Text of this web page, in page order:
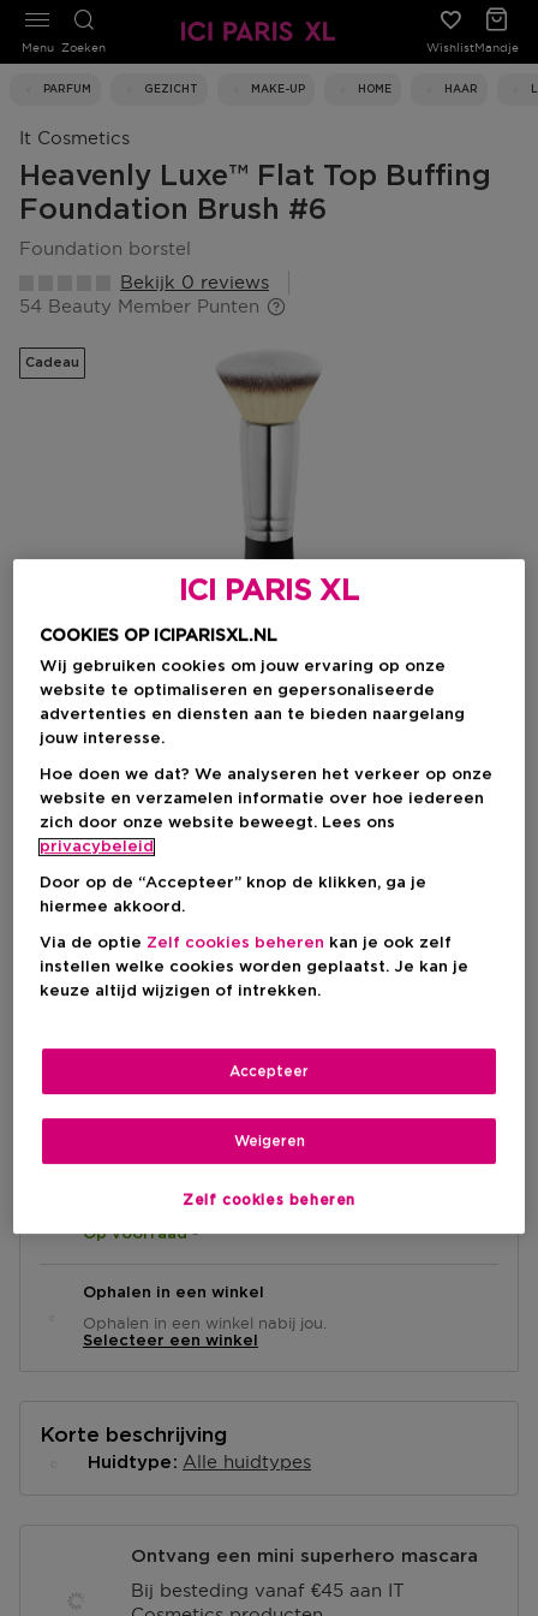
Zoeken WishlistMandje
PARFUM GEZICHT MAKE-UP HOME HAAR
Menu
It Cosmetics
Heavenly Luxe™ Flat Top Buffing
Foundation Brush #6
foundation borstel
Bekijk 0 reviews
54 Beauty Member Punten
Cadeau
Kies je formaat
1 ST Op voorraad
1 ST
€ 54,00
Levering aan huis
Op voorraad-
Ophalen in een winkel
Ophalen in een winkel nabij jou.
Selecteer een winkel
Korte beschrijving
Huidtype Alle huidtypes
Ontvang een mini superhero mascara
Bij besteding vanaf €45 aan IT
ICI PARIS XL
COOKIES OP ICIPARISXL.NL
Wij gebruiken cookies om jouw ervaring op onze
website te optimaliseren en gepersonaliseerde
advertenties en diensten aan te bieden naargelang
jouw interesse.
Hoe doen we dat? We analyseren het verkeer op onze
website en verzamelen informatie over hoe iedereen
zich door onze website beweegt. Lees ons
privacybeleid
Door op de “Accepteer” knop de klikken, ga je
hiermee akkoord.
Via de optie Zelf cookies beheren kan je ook zelf
instellen welke cookies worden geplaatst. Je kan je
keuze altijd wijzigen of intrekken.
Zelf cookies beheren
Weigeren
Accepteer